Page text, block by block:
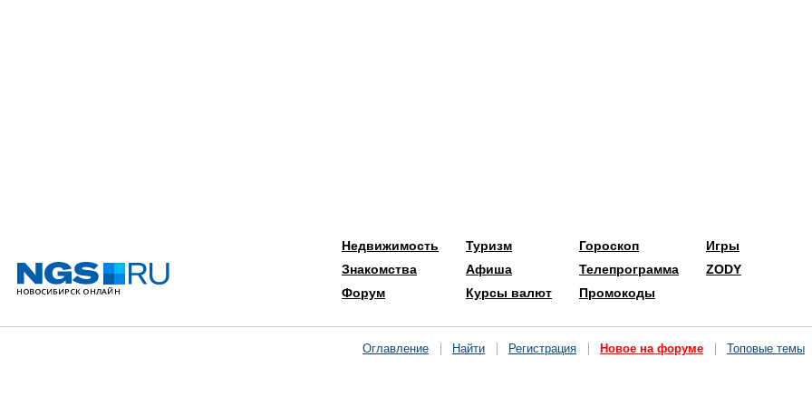
Недвижимость
Знакомства
Форум
Туризм
Афиша
Курсы валют
Гороскоп
Телепрограмма
Промокоды
Игры
ZODY
Оглавление Найти Регистрация Новое на форуме Топовые темы